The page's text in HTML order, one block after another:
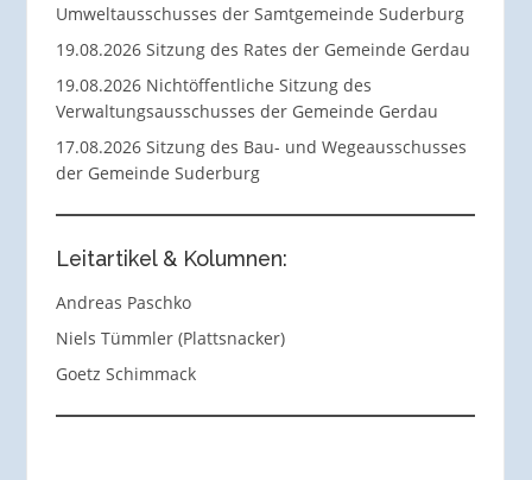
Umweltausschusses der Samtgemeinde Suderburg
19.08.2026 Sitzung des Rates der Gemeinde Gerdau
19.08.2026 Nichtöffentliche Sitzung des
Verwaltungsausschusses der Gemeinde Gerdau
17.08.2026 Sitzung des Bau- und Wegeausschusses
der Gemeinde Suderburg
Leitartikel & Kolumnen:
Andreas Paschko
Niels Tümmler (Plattsnacker)
Goetz Schimmack